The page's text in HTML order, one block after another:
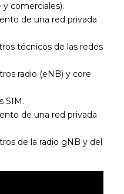
y comerciales).
de una red privada
técnicos de las redes
radio (eNB) y core
SIM.
de una red privada
de la radio gNB y del